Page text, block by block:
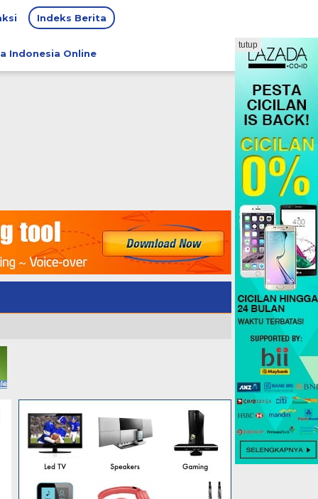
Indeks Berita
Indonesia Online
tutup